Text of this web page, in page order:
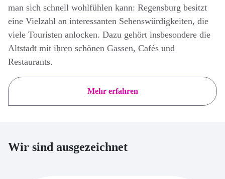
man sich schnell wohlfühlen kann: Regensburg besitzt
eine Vielzahl an interessanten Sehenswürdigkeiten, die
viele Touristen anlocken. Dazu gehört insbesondere die
Altstadt mit ihren schönen Gassen, Cafés und
Restaurants.
Mehr erfahren
Wir sind ausgezeichnet